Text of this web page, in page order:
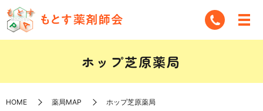
ホップ芝原薬局
HOME 薬局MAP ホップ芝原薬局